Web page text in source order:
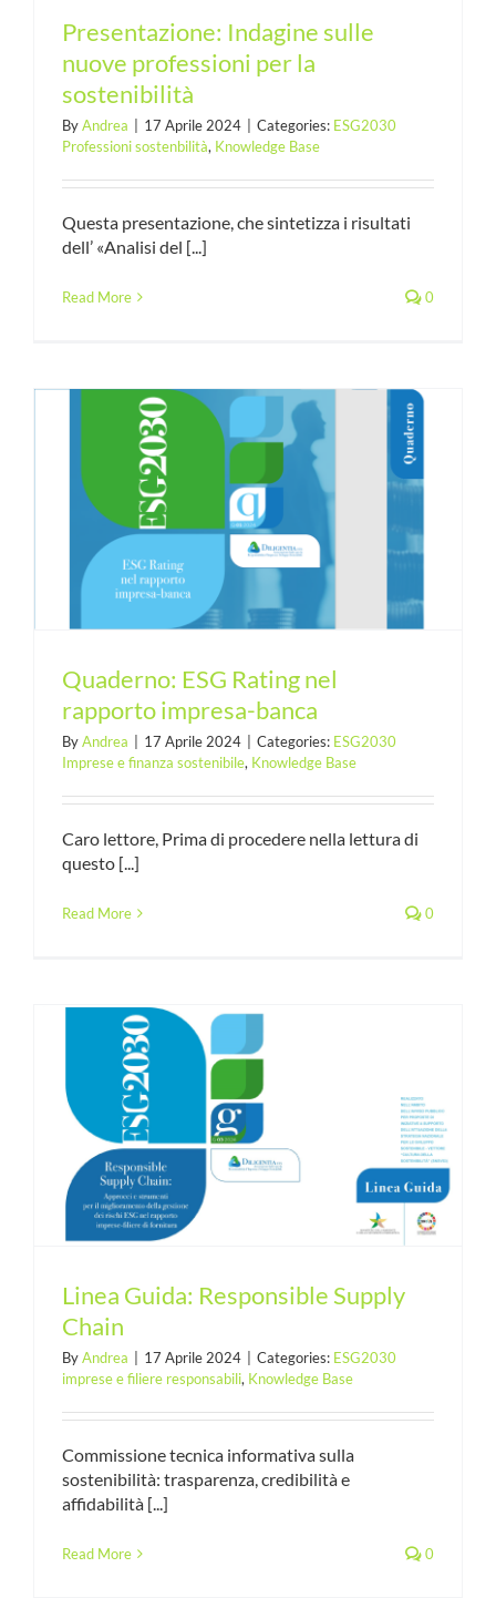
Presentazione: Indagine sulle
nuove professioni per la
sostenibilità
ByAndrea 17 Aprile 2024 Categories: ESG2030
Professioni sostenbilità, Knowledge Base
Questa presentazione, che sintetizza i risultati
dell’ «Analisi del [...]
Read More 0
Quaderno: ESG Rating nel
rapporto impresa-banca
ByAndrea 17 Aprile 2024 Categories: ESG2030
Imprese e finanza sostenibile, Knowledge Base
Caro lettore, Prima di procedere nella lettura di
questo [...]
Read More 0
Linea Guida: Responsible Supply
Chain
ByAndrea 17 Aprile 2024 Categories: ESG2030
imprese e filiere responsabili, Knowledge Base
Commissione tecnica informativa sulla
sostenibilità: trasparenza, credibilità e
affidabilità [...]
Read More 0